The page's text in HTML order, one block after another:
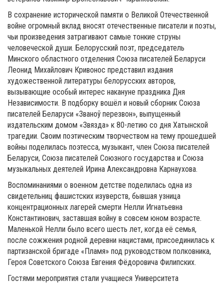
В сохранение исторической памяти о Великой Отечественной
войне огромный вклад вносят отечественные писатели и поэты,
чьи произведения затрагивают самые тонкие струны
человеческой души. Белорусский поэт, председатель
Минского областного отделения Союза писателей Беларуси
Леонид Михайлович Кривонос представил издания
художественной литературы белорусских авторов,
вызывающие особый интерес накануне праздника Дня
Независимости. В подборку вошёл и новый сборник Союза
писателей Беларуси «Званоў перезвон», выпущенный
издательским домом «Звязда» к 80-летию со дня Хатынской
трагедии. Своим поэтическим творчеством на тему прошедшей
войны поделилась поэтесса, музыкант, член Союза писателей
Беларуси, Союза писателей Союзного государства и Союза
музыкальных деятелей Ирина Александровна Карнаухова.
Воспоминаниями о военном детстве поделилась одна из
свидетельниц фашистских изуверств, бывшая узница
концентрационных лагерей смерти Нелли Игнатьевна
Константинович, заставшая войну в совсем юном возрасте.
Маленькой Нелли было всего шесть лет, когда её семья,
после сожжения родной деревни нацистами, присоединилась к
партизанской бригаде «Пламя» под руководством полковника,
Героя Советского Союза Евгения Фёдоровича Филипских.
Гостями мероприятия стали учащиеся Университета